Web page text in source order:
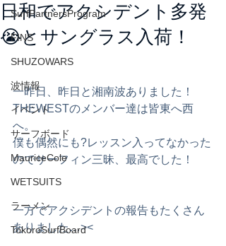
SurfPartnersProgram
FINS
SHUZOWARS
波情報
イベント
サーフボード
MauriceCole
WETSUITS
ラーメン
TokoroSurfBoard
日和でアクシデント多発
😭とサングラス入荷！
一昨日、昨日と湘南波ありました！
THEWESTのメンバー達は皆東へ西
へ。
僕も偶然にも?レッスン入ってなかった
のでサーフィン三昧、最高でした！
一方でアクシデントの報告もたくさん
ありました…><